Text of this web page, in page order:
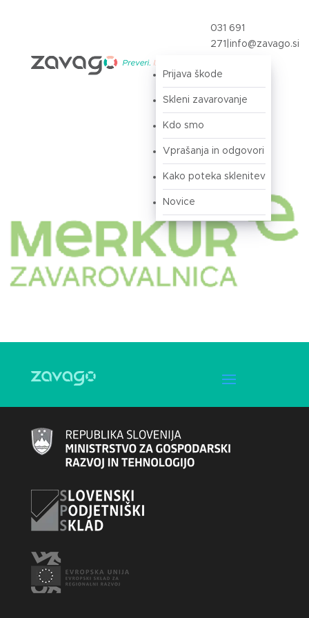
031 691
271 info@zavago.si
Prijava škode
Skleni zavarovanje
Kdo smo
Vprašanja in odgovori
Kako poteka sklenitev
Novice